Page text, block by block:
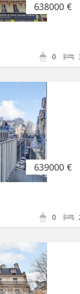
638000 €
0
639000 €
0